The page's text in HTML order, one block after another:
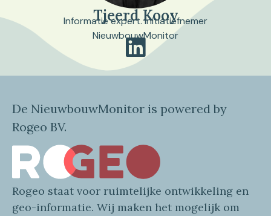
Tjeerd Kooy
Informatie expert. Initiatiefnemer
NieuwbouwMonitor
De NieuwbouwMonitor is powered by
Rogeo BV.
Rogeo staat voor ruimtelijke ontwikkeling en
geo-informatie. Wij maken het mogelijk om